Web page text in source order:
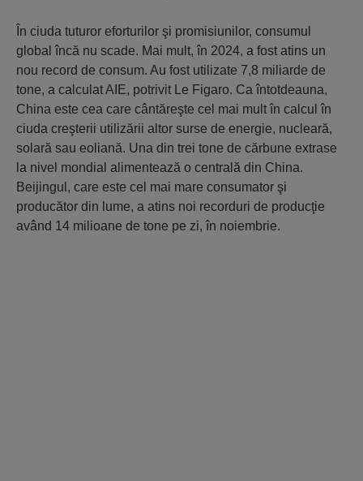
În ciuda tuturor eforturilor şi promisiunilor, consumul
global încă nu scade. Mai mult, în 2024, a fost atins un
nou record de consum. Au fost utilizate 7,8 miliarde de
tone, a calculat AIE, potrivit Le Figaro. Ca întotdeauna,
China este cea care cântăreşte cel mai mult în calcul în
ciuda creşterii utilizării altor surse de energie, nucleară,
solară sau eoliană. Una din trei tone de cărbune extrase
la nivel mondial alimentează o centrală din China.
Beijingul, care este cel mai mare consumator şi
producător din lume, a atins noi recorduri de producţie
având 14 milioane de tone pe zi, în noiembrie.